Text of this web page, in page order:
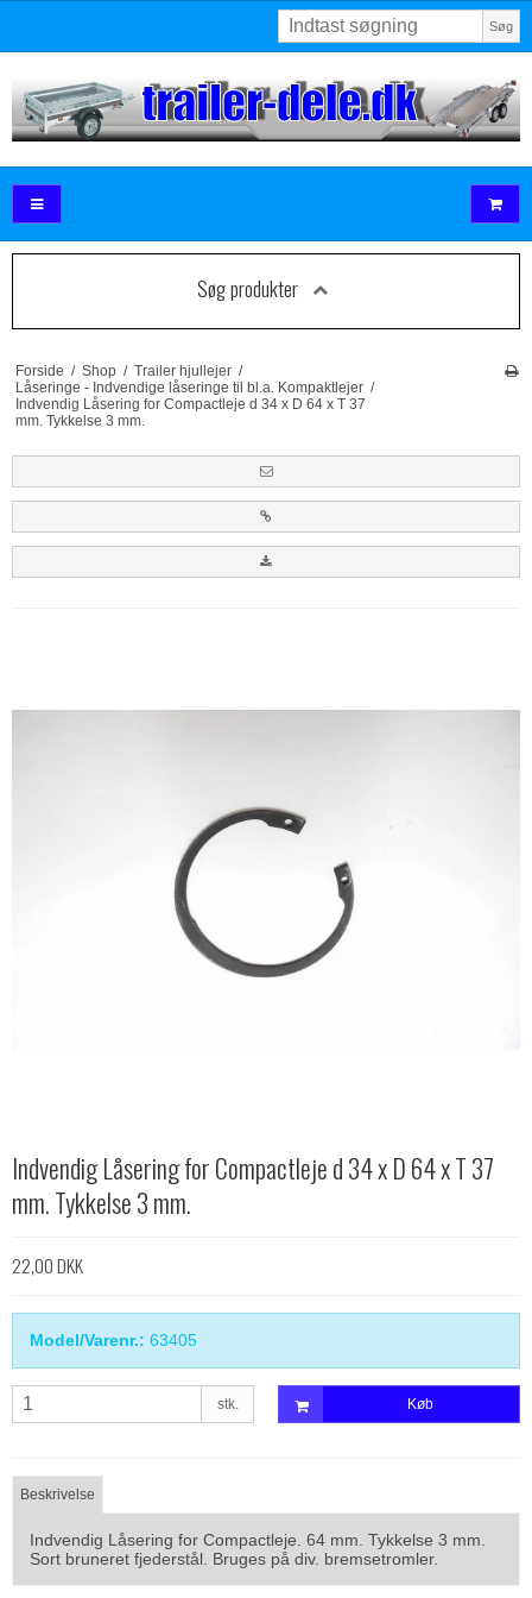
Søg
Søg produkter
Forside / Shop / Trailer hjullejer /
Låseringe - Indvendige låseringe til bl.a. Kompaktlejer /
Indvendig Låsering for Compactleje d 34 x D 64 x T 37
mm. Tykkelse 3 mm.
Indvendig Låsering for Compactleje d 34 x D 64 x T 37
mm. Tykkelse 3 mm.
22,00 DKK
Model/Varenr.: 63405
stk. Køb
Beskrivelse
Indvendig Låsering for Compactleje. 64 mm. Tykkelse 3 mm.
Sort bruneret fjederstål. Bruges på div. bremsetromler.